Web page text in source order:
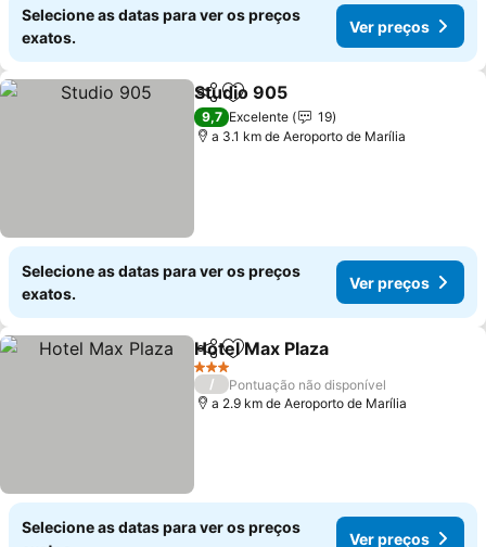
Selecione as datas para ver os preços
exatos.
Ver preços
PartilharAdicionar aos favoritos
Studio 905
9,7 Excelente
19
a 3.1 km de Aeroporto de Marília
Selecione as datas para ver os preços
exatos.
Ver preços
PartilharAdicionar aos favoritos
Hotel Max Plaza
3 Estrelas
/
Pontuação não disponível
a 2.9 km de Aeroporto de Marília
Selecione as datas para ver os preços
Ver preços